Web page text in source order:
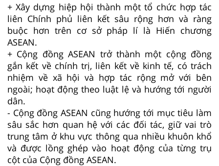
+ Xây dựng hiệp hội thành một tổ chức hợp tác
liên Chính phủ liên kết sâu rộng hơn và ràng
buộc hơn trên cơ sở pháp lí là Hiến chương
ASEAN.
+ Cộng đồng ASEAN trở thành một cộng đồng
gắn kết về chính trị, liên kết về kinh tế, có trách
nhiệm về xã hội và hợp tác rộng mở với bên
ngoài; hoạt động theo luật lệ và hướng tới người
dân.
- Cộng đồng ASEAN cũng hướng tới mục tiêu làm
sâu sắc hơn quan hệ với các đối tác, giữ vai trò
trung tâm ở khu vực thông qua nhiều khuôn khổ
và được lồng ghép vào hoạt động của từng trụ
cột của Cộng đồng ASEAN.